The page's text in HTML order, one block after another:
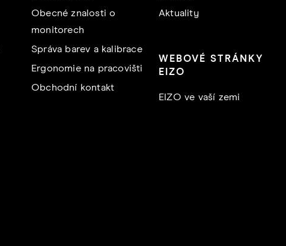
Obecné znalosti o
monitorech
Správa barev a kalibrace
Ergonomie na pracovišti
Obchodní kontakt
Aktuality
WEBOVÉ STRÁNKY
EIZO
EIZO ve vaší zemi